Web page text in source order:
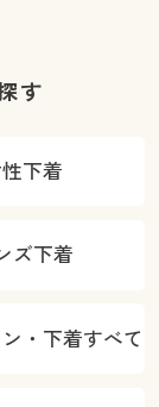
す
下着
ズ下着
・下着すべて